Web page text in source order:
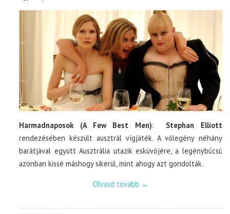
Harmadnaposok (A Few Best Men): Stephan Elliott
rendezésében készült ausztrál vígjáték. A vőlegény néhány
barátjával együtt Ausztrália utazik esküvőjére, a legénybúcsú
azonban kissé máshogy sikerül, mint ahogy azt gondolták.
Olvasd tovább →